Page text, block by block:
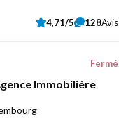
4,71/5 128Avis
Immobilière
Fermé